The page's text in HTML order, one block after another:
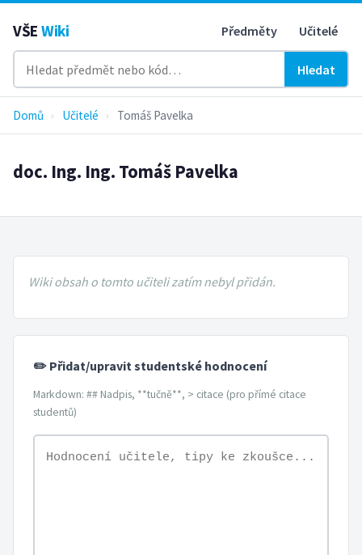
VŠE Wiki Předměty Učitelé
Hledat
Domů › Učitelé › Tomáš Pavelka
doc. Ing. Ing. Tomáš Pavelka
Wiki obsah o tomto učiteli zatím nebyl přidán.
✏️ Přidat/upravit studentské hodnocení
Markdown: ## Nadpis, **tučně**, > citace (pro přímé citace
studentů)